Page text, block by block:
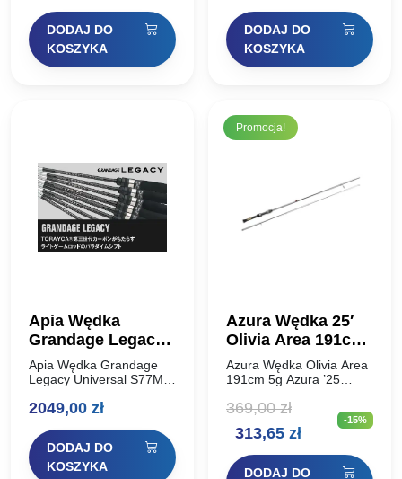
Apia, wykonana na całej
długości TORAYCA®
Carbon trzeciej generacji.
Nie…
DODAJ DO
KOSZYKA
wędki Apia, wykonana na
całej długości
TORAYCA® Carbon…
DODAJ DO
KOSZYKA
Apia Wędka
Grandage Legacy
Universal S77MT
2,311m 2-12g
Apia Wędka Grandage
Legacy Universal S77MT
Grandage Legacy to
Apia, wykonana na całej
długości TORAYCA®
Carbon trzeciej generacji.
2049,00 zł
DODAJ DO
KOSZYKA
Promocja!
Azura Wędka 25′
Olivia Area 191cm
5g
Azura Wędka Olivia Area
191cm 5g Azura ’25
oczekiwana nowość
sezonu! Odświeżona linia
spinningów Olivia składa
różniących…
369,00zł
Pierwotna
cena
313,65 złAktualna
cena
-15%
DODAJ DO